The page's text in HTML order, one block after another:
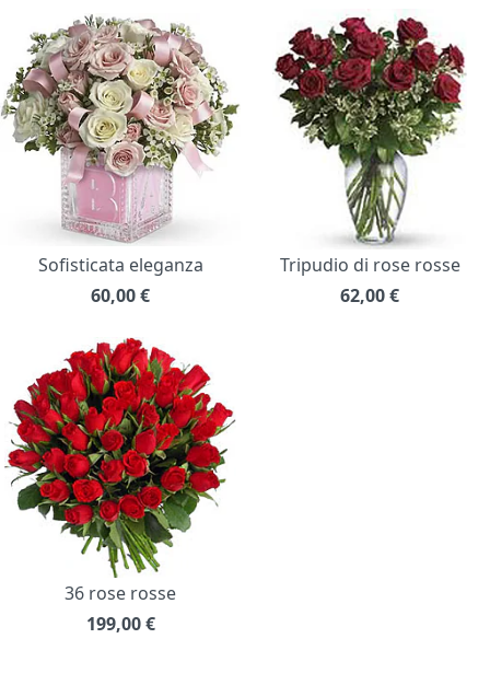
Sofisticata eleganza
60,00€
Tripudio di rose rosse
62,00€
36 rose rosse
199,00 €